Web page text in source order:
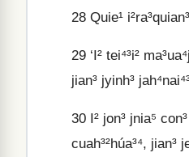
28 Quie¹
29 ‘I² tei⁴³i²
jian³ jyinh³
30 I² jon³ jnia⁵
cuah³²húa³⁴, jian³